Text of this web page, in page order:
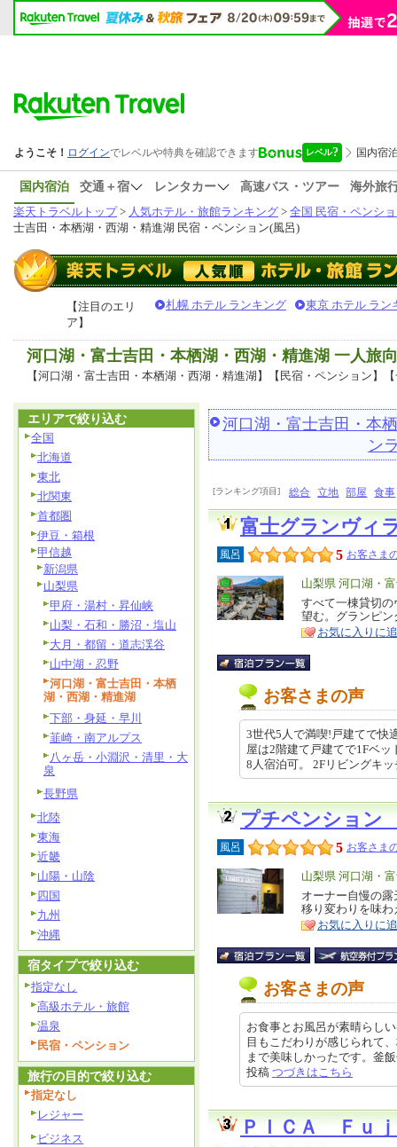
国内宿泊 交通＋宿 レンタカー 高速バス・ツアー
海外旅
楽天トラベルトップ> 人気ホテル・旅館ランキング > 全国 民宿・ペンシ
士吉田・本栖湖・西湖・精進湖 民宿・ペンション(風呂)
【注目のエリ
ア】
札幌 ホテル ランキング 東京 ホテル ラン
河口湖・富士吉田・本栖湖・西湖・精進湖 一人旅
【河口湖・富士吉田・本栖湖・西湖・精進湖】【民宿・ペンション】
河口湖・富士吉田・本
ン
[ランキング項目] 総合 立地 部屋 食事
富士グランヴィ
風呂 5 お客さま
エ
リ
ア
山梨県 河口湖・
特
徴
すべて一棟貸切
望む。グランピ
お気に入りに
お客さまの声
3世代5人で満喫!戸建てで快
屋は2階建て戸建てで1Fベ
8人宿泊可。 2Fリビングキ
プチペンション
風呂 5 お客さま
エ
リ
ア
山梨県 河口湖・
特
徴
オーナー自慢の
移り変わりを味
お気に入りに
お客さまの声
お食事とお風呂が素晴らし
目もこだわりが感じられて
まで美味しかったです。釜
投稿 つづきはこちら
ＰＩＣＡ Ｆｕｊ
エリアで絞り込む
全国
北海道
東北
北関東
首都圏
伊豆・箱根
甲信越
新潟県
山梨県
甲府・湯村・昇仙峡
山梨・石和・勝沼・塩山
大月・都留・道志渓谷
山中湖・忍野
河口湖・富士吉田・本栖
湖・西湖・精進湖
下部・身延・早川
韮崎・南アルプス
八ヶ岳・小淵沢・清里・大
泉
長野県
北陸
東海
近畿
山陽・山陰
四国
九州
沖縄
宿タイプで絞り込む
指定なし
高級ホテル・旅館
温泉
民宿・ペンション
旅行の目的で絞り込む
指定なし
レジャー
ビジネス